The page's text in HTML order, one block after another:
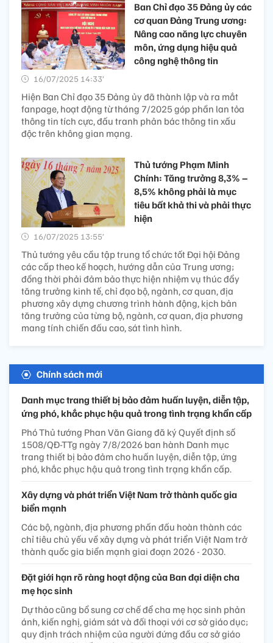
Ban Chỉ đạo 35 Đảng ủy các
cơ quan Đảng Trung ương:
Nâng cao năng lực chuyên
môn, ứng dụng hiệu quả
công nghệ thông tin
16/07/2025 14:33’
Hiện Ban Chỉ đạo 35 Đảng ủy đã thành lập và ra mắt
fanpage, hoạt động từ tháng 7/2025 góp phần lan tỏa
thông tin tích cực, đấu tranh phản bác thông tin xấu
độc trên không gian mạng.
Thủ tướng Phạm Minh
Chính: Tăng trưởng 8,3% –
8,5% không phải là mục
tiêu bất khả thi và phải thực
hiện
16/07/2025 13:55’
Thủ tướng yêu cầu tập trung tổ chức tốt Đại hội Đảng
các cấp theo kế hoạch, hướng dẫn của Trung ương;
đồng thời phải đảm bảo thực hiện nhiệm vụ thúc đẩy
tăng trưởng kinh tế, chỉ đạo bộ, ngành, cơ quan, địa
phương xây dựng chương trình hành động, kịch bản
tăng trưởng của từng bộ, ngành, cơ quan, địa phương
mang tính chiến đấu cao, sát tình hình.
Chính sách mới
Danh mục trang thiết bị bảo đảm huấn luyện, diễn tập,
ứng phó, khắc phục hậu quả trong tình trạng khẩn cấp
Phó Thủ tướng Phan Văn Giang đã ký Quyết định số
1508/QĐ-TTg ngày 7/8/2026 ban hành Danh mục
trang thiết bị bảo đảm cho huấn luyện, diễn tập, ứng
phó, khắc phục hậu quả trong tình trạng khẩn cấp.
Xây dựng và phát triển Việt Nam trở thành quốc gia
biển mạnh
Các bộ, ngành, địa phương phấn đấu hoàn thành các
chỉ tiêu chủ yếu về xây dựng và phát triển Việt Nam trở
thành quốc gia biển mạnh giai đoạn 2026 - 2030.
Đặt giới hạn rõ ràng hoạt động của Ban đại diện cha
mẹ học sinh
Dự thảo cũng bổ sung cơ chế để cha mẹ học sinh phản
ánh, kiến nghị, giám sát và đối thoại với cơ sở giáo dục;
quy định trách nhiệm của người đứng đầu cơ sở giáo